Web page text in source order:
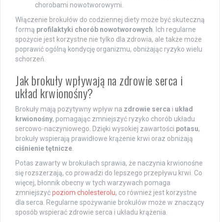
chorobami nowotworowymi.
Włączenie brokułów do codziennej diety może być skuteczną
formą profilaktyki chorób nowotworowych . Ich regularne
spożycie jest korzystne nie tylko dla zdrowia, ale także może
poprawić ogólną kondycję organizmu, obniżając ryzyko wielu
schorzeń.
Jak brokuły wpływają na zdrowie serca i
układ krwionośny?
Brokuły mają pozytywny wpływ na zdrowie serca i układ
krwionośny, pomagając zmniejszyć ryzyko chorób układu
sercowo-naczyniowego. Dzięki wysokiej zawartości potasu,
brokuły wspierają prawidłowe krążenie krwi oraz obniżają
ciśnienie tętnicze
Potas zawarty w brokułach sprawia, że naczynia krwionośne
się rozszerzają, co prowadzi do lepszego przepływu krwi. Co
więcej, błonnik obecny w tych warzywach pomaga
zmniejszyćpoziom cholesterolu, co również jest korzystne
dla serca. Regularne spożywanie brokułów może w znaczący
sposób wspierać zdrowie serca i układu krążenia.